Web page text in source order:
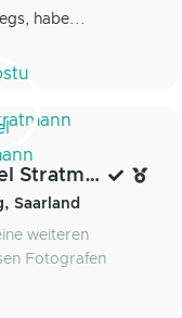
habe...
Fotostudio Michael Stratmann
Saarland
weiteren
Fotografen